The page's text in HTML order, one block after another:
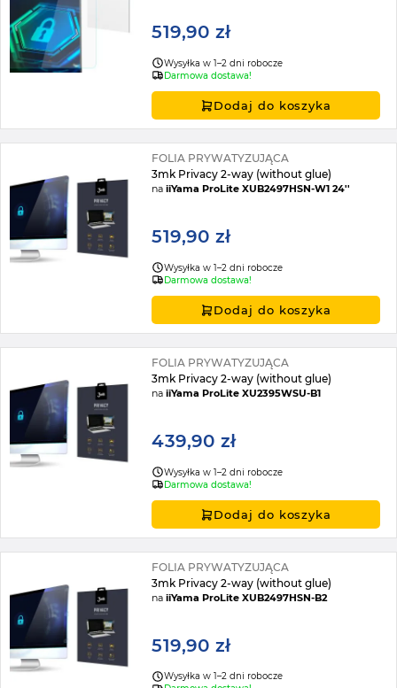
519,90 zł
Wysyłka w 1–2 dni robocze
Darmowa dostawa!
Dodaj do koszyka
FOLIA PRYWATYZUJĄCA
3mk Privacy 2-way (without glue)
naiiYama ProLite XUB2497HSN-W1 24''
519,90 zł
Wysyłka w 1–2 dni robocze
Darmowa dostawa!
Dodaj do koszyka
FOLIA PRYWATYZUJĄCA
3mk Privacy 2-way (without glue)
naiiYama ProLite XU2395WSU-B1
439,90 zł
Wysyłka w 1–2 dni robocze
Darmowa dostawa!
Dodaj do koszyka
FOLIA PRYWATYZUJĄCA
3mk Privacy 2-way (without glue)
naiiYama ProLite XUB2497HSN-B2
519,90 zł
Wysyłka w 1–2 dni robocze